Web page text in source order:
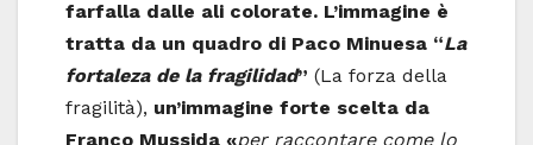
farfalla dalle ali colorate. L’immagine è
tratta da un quadro di Paco Minuesa “La
fortaleza de la fragilidad” (La forza della
fragilità), un’immagine forte scelta da
Franco Mussida «per raccontare come lo